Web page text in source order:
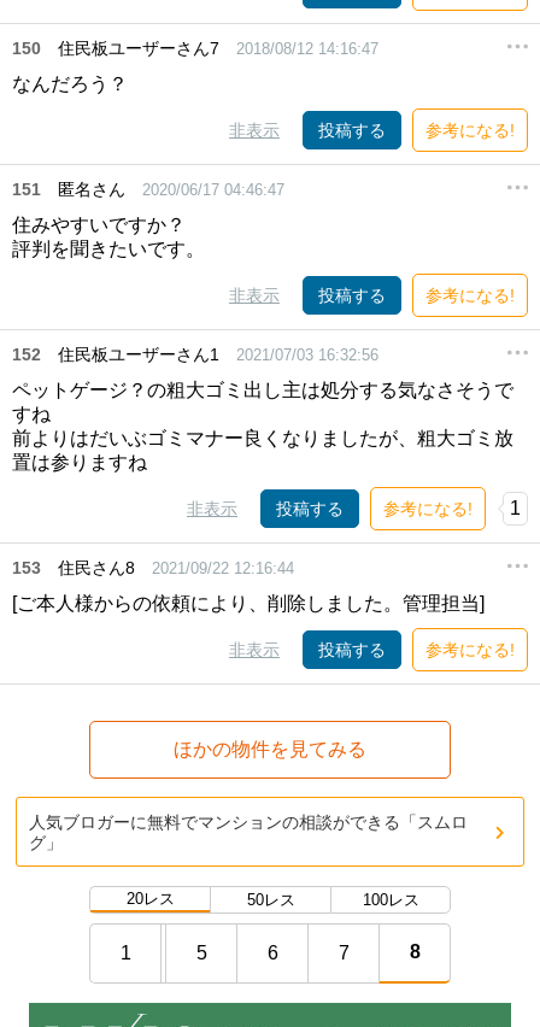
150 住民板ユーザーさん7 2018/08/12 14:16:47
なんだろう？
非表示 投稿する 参考になる!
151 匿名さん 2020/06/17 04:46:47
住みやすいですか？
評判を聞きたいです。
非表示 投稿する 参考になる!
152 住民板ユーザーさん1 2021/07/03 16:32:56
ペットゲージ？の粗大ゴミ出し主は処分する気なさそうで
すね
前よりはだいぶゴミマナー良くなりましたが、粗大ゴミ放
置は参りますね
非表示 投稿する 参考になる! 1
153 住民さん8 2021/09/22 12:16:44
[ご本人様からの依頼により、削除しました。管理担当]
非表示 投稿する 参考になる!
ほかの物件を見てみる
人気ブロガーに無料でマンションの相談ができる「スムロ
グ」
20レス 50レス 100レス
1 5 6 7 8